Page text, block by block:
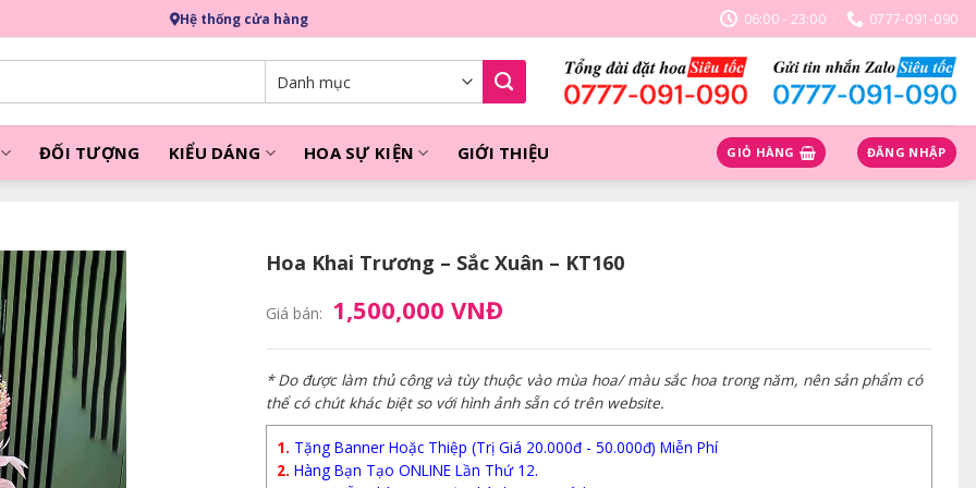
Hệ thống cửa hàng 06:00 - 23:00 0777-091-090
ĐỐI TƯỢNG KIỂU DÁNG HOA SỰ KIỆN GIỚI THIỆU GIỎ HÀNG ĐĂNG NHẬP
Hoa Khai Trương – Sắc Xuân – KT160
Giá bán: 1,500,000 VNĐ
* Do được làm thủ công và tùy thuộc vào mùa hoa/ màu sắc hoa trong năm, nên sản phẩm có
thể có chút khác biệt so với hình ảnh sẵn có trên website.
1. Tặng Banner Hoặc Thiệp (Trị Giá 20.000đ - 50.000đ) Miễn Phí
2. Hàng Bạn Tạo ONLINE Lần Thứ 12.